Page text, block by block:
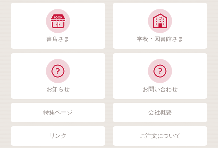
書店さま 学校・図書館さま
お知らせ お問い合わせ
特集ページ 会社概要
リンク ご注文について